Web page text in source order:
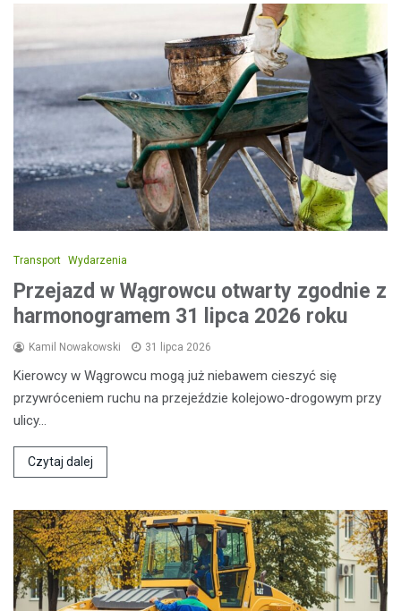
Transport Wydarzenia
Przejazd w Wągrowcu otwarty zgodnie z
harmonogramem 31 lipca 2026 roku
Kamil Nowakowski 31 lipca 2026
Kierowcy w Wągrowcu mogą już niebawem cieszyć się
przywróceniem ruchu na przejeździe kolejowo-drogowym przy
ulicy…
Czytaj dalej